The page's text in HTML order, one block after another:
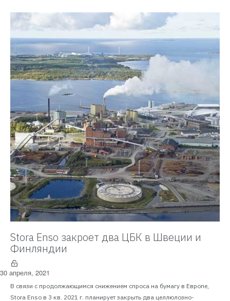
Stora Enso закроет два ЦБК в Швеции и
Финляндии
30 апреля, 2021
В связи с продолжающимся снижением спроса на бумагу в Европе,
Stora Enso в 3 кв. 2021 г. планирует закрыть два целлюлозно-